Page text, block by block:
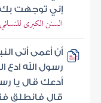
إني توجهت
السنن الكبرى
أن أعمى أتى
رسول الله
أدعك قال يا
قال فانطلق